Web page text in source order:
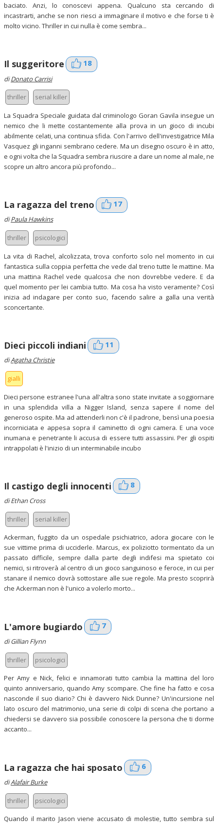
baciato. Anzi, lo conoscevi appena. Qualcuno sta cercando di
incastrarti, anche se non riesci a immaginare il motivo e che forse ti è
molto vicino. Thriller in cui nulla è come sembra...
Il suggeritore 18
diDonato Carrisi
thriller serial killer
La Squadra Speciale guidata dal criminologo Goran Gavila insegue un
nemico che li mette costantemente alla prova in un gioco di incubi
abilmente celati, una continua sfida. Con l'arrivo dell'investigatrice Mila
Vasquez gli inganni sembrano cedere. Ma un disegno oscuro è in atto,
e ogni volta che la Squadra sembra riuscire a dare un nome al male, ne
scopre un altro ancora più profondo...
La ragazza del treno 17
diPaula Hawkins
thriller psicologici
La vita di Rachel, alcolizzata, trova conforto solo nel momento in cui
fantastica sulla coppia perfetta che vede dal treno tutte le mattine. Ma
una mattina Rachel vede qualcosa che non dovrebbe vedere. E da
quel momento per lei cambia tutto. Ma cosa ha visto veramente? Così
inizia ad indagare per conto suo, facendo salire a galla una verità
sconcertante.
Dieci piccoli indiani 11
diAgatha Christie
gialli
Dieci persone estranee l'una all'altra sono state invitate a soggiornare
in una splendida villa a Nigger Island, senza sapere il nome del
generoso ospite. Ma ad attenderli non c'è il padrone, bensì una poesia
incorniciata e appesa sopra il caminetto di ogni camera. E una voce
inumana e penetrante li accusa di essere tutti assassini. Per gli ospiti
intrappolati è l'inizio di un interminabile incubo
Il castigo degli innocenti 8
di Ethan Cross
thriller serial killer
Ackerman, fuggito da un ospedale psichiatrico, adora giocare con le
sue vittime prima di ucciderle. Marcus, ex poliziotto tormentato da un
passato difficile, sempre dalla parte degli indifesi ma spietato coi
nemici, si ritroverà al centro di un gioco sanguinoso e feroce, in cui per
stanare il nemico dovrà sottostare alle sue regole. Ma presto scoprirà
che Ackerman non è l'unico a volerlo morto...
L'amore bugiardo 7
di Gillian Flynn
thriller psicologici
Per Amy e Nick, felici e innamorati tutto cambia la mattina del loro
quinto anniversario, quando Amy scompare. Che fine ha fatto e cosa
nasconde il suo diario? Chi è davvero Nick Dunne? Un'incursione nel
lato oscuro del matrimonio, una serie di colpi di scena che portano a
chiedersi se davvero sia possibile conoscere la persona che ti dorme
accanto...
La ragazza che hai sposato 6
diAlafair Burke
thriller psicologici
Quando il marito Jason viene accusato di molestie, tutto sembra sul